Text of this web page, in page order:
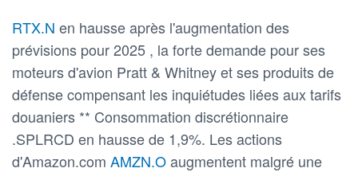
RTX.N en hausse après l'augmentation des
prévisions pour 2025 , la forte demande pour ses
moteurs d'avion Pratt & Whitney et ses produits de
défense compensant les inquiétudes liées aux tarifs
douaniers ** Consommation discrétionnaire
.SPLRCD en hausse de 1,9%. Les actions
d'Amazon.com AMZN.Oaugmentent malgré une